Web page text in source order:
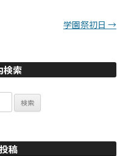
学園祭初日 →
検索
稿